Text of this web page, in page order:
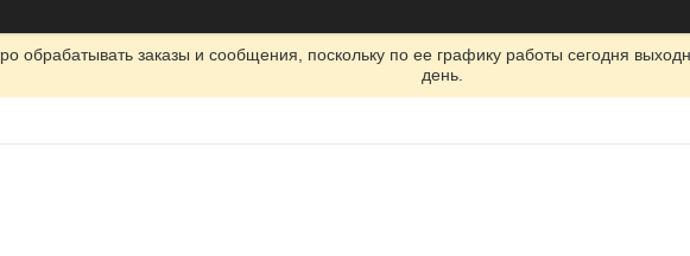
обрабатывать заказы и сообщения, поскольку по ее графику работы сегодня
день.